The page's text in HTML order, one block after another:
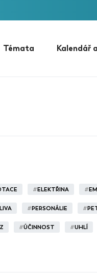
Témata Kalendář
#ELEKTŘINA #
#PERSONÁLIE #
#ÚČINNOST #UHLÍ